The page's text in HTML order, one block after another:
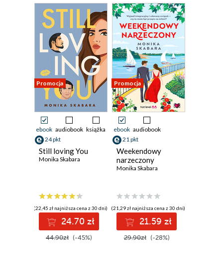
Promocja
ebook audiobook książka
24 pkt
Still loving You
Monika Skabara
(22,45 zł najniższa cena z 30 dni)
24.70 zł
44.90zł (-45%)
Promocja
ebook audiobook
21 pkt
Weekendowy
narzeczony
Monika Skabara
(21,29 zł najniższa cena z 30 dni)
21.59 zł
29.90zł (-28%)